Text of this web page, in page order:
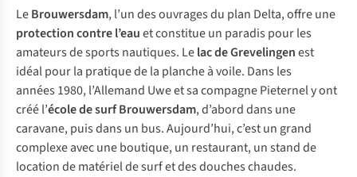
LeBrouwersdam, l’un des ouvrages du plan Delta, offre une
protection contre l’eauet constitue un paradis pour les
amateurs de sports nautiques. Lelac de Grevelingenest
idéal pour la pratique de la planche à voile. Dans les
années 1980, l’Allemand Uwe et sa compagne Pieternel y ont
créé l’école de surf Brouwersdam, d’abord dans une
caravane, puis dans un bus. Aujourd’hui, c’est un grand
complexe avec une boutique, un restaurant, un stand de
location de matériel de surf et des douches chaudes.